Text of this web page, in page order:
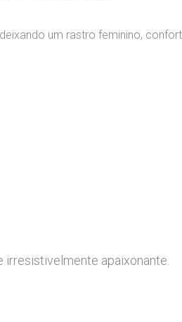
um rastro feminino,
apaixonante.